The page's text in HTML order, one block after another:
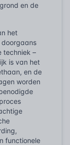
en de
het
techniek –
is van het
en de
worden
functionele